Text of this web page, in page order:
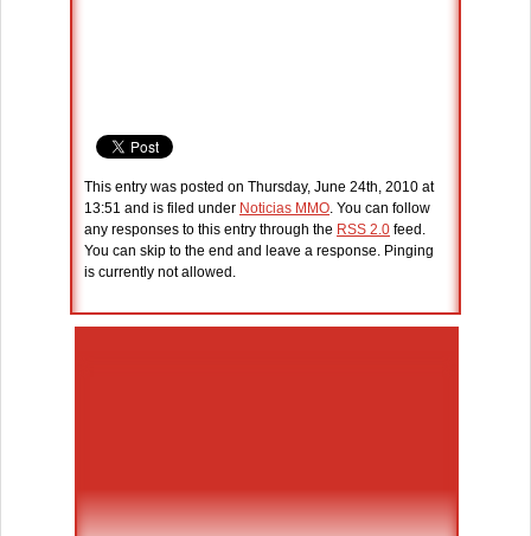
This entry was posted on Thursday, June 24th, 2010 at
13:51 and is filed under Noticias MMO. You can follow
any responses to this entry through the RSS 2.0 feed.
You can skip to the end and leave a response. Pinging
is currently not allowed.